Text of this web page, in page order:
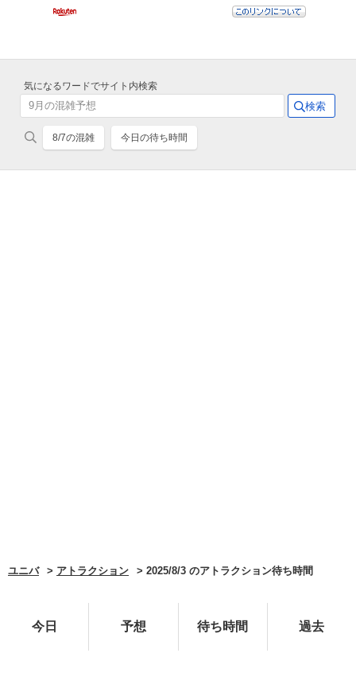
気になるワードでサイト内検索
8/7の混雑 今日の待ち時間
ユニバ アトラクション 2025/8/3 のアトラクション待ち時間
今日 予想 待ち時間 過去